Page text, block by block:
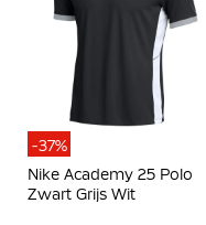
-37%
Nike Academy 25 Polo
Zwart Grijs Wit